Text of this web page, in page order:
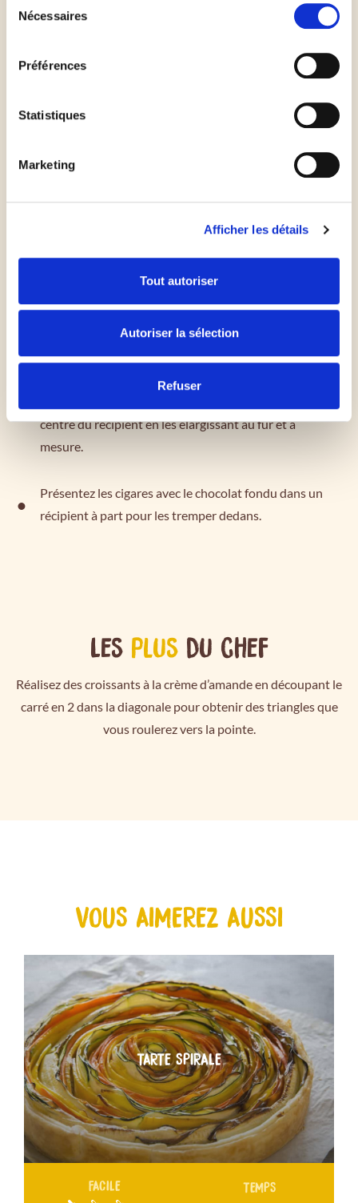
Nécessaires
Préférences
Statistiques
Marketing
Afficher les détails
Tout autoriser
Autoriser la sélection
Refuser
cigares. Placez les cigares sur une plaque garnie de
A l'aide d'un pinceau, badigeonnez chaque cigare de
saupoudrez-les de cassonade puis d'amandes
Pour l'étape 2
Concassez le chocolat et placez-le dans un bol.
Faites bouillir la crème et versez la sur le chocolat.
Laissez reposer quelques instants et mélangez très
centre du récipient en les élargissant au fur et à
mesure.
Présentez les cigares avec le chocolat fondu dans un
récipient à part pour les tremper dedans.
Les plusdu chef
Réalisez des croissants à la crème d’amande en découpant le
carré en 2 dans la diagonale pour obtenir des triangles que
vous roulerez vers la pointe.
VOUS AIMEREZ AUSSI
TARTE SPIRALE
FACILE TEMPS